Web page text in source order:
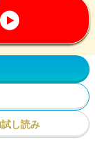
試し読み